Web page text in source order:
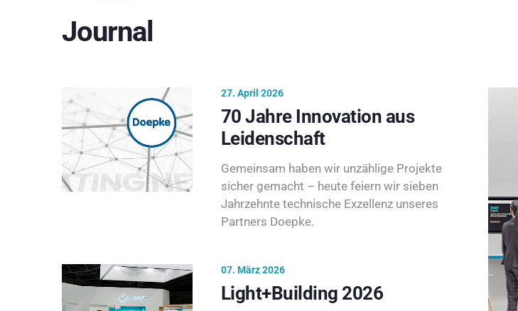
Journal
27. April 2026
70 Jahre Innovation aus
Leidenschaft
Gemeinsam haben wir unzählige Projekte
sicher gemacht – heute feiern wir sieben
Jahrzehnte technische Exzellenz unseres
Partners Doepke.
07. März 2026
Light+Building 2026